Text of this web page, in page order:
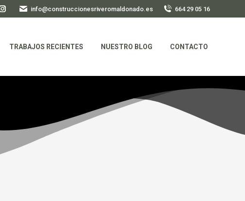
info@construccionesriveromaldonado.es 664 29 05 16
TRABAJOS RECIENTES NUESTRO BLOG CONTACTO